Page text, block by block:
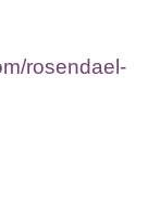
rosendael-